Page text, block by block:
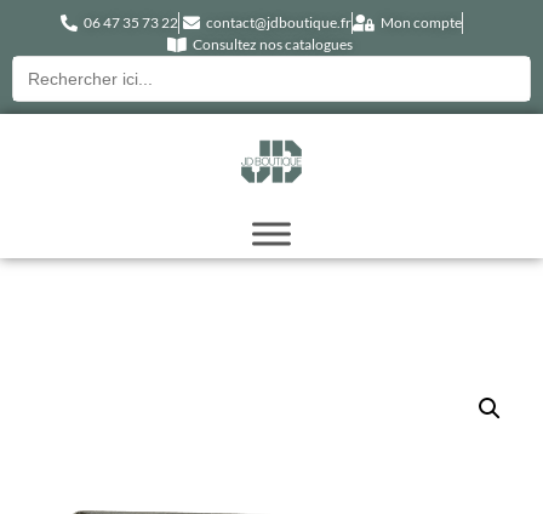
06 47 35 73 22 contact@jdboutique.fr
Mon compte
Consultez nos catalogues
Recherche
pour :